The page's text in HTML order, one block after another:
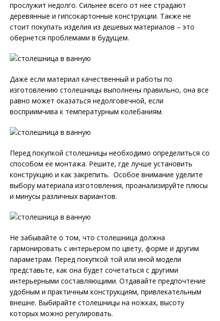
прослужит недолго. Сильнее всего от нее страдают
деревянные и гипсокартонные конструкции. Также не
стоит покупать изделия из дешевых материалов – это
обернется проблемами в будущем.
Даже если материал качественный и работы по
изготовлению столешницы выполнены правильно, она все
равно может оказаться недолговечной, если
восприимчива к температурным колебаниям.
Перед покупкой столешницы необходимо определиться со
способом ее монтажа. Решите, где лучше установить
конструкцию и как закрепить. Особое внимание уделите
выбору материала изготовления, проанализируйте плюсы
и минусы различных вариантов.
Не забывайте о том, что столешница должна
гармонировать с интерьером по цвету, форме и другим
параметрам. Перед покупкой той или иной модели
представьте, как она будет сочетаться с другими
интерьерными составляющими. Отдавайте предпочтение
удобным и практичным конструкциям, привлекательным
внешне. Выбирайте столешницы на ножках, высоту
которых можно регулировать.